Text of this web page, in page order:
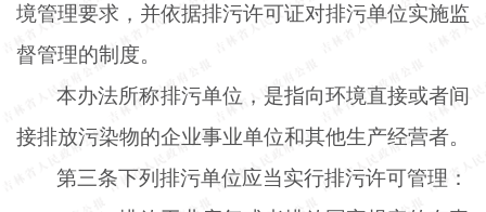
境管理要求，并依据排污许可证对排污单位实施监
督管理的制度。
本办法所称排污单位，是指向环境直接或者间
接排放污染物的企业事业单位和其他生产经营者。
第三条下列排污单位应当实行排污许可管理：